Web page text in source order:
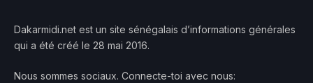
Dakarmidi.net est un site sénégalais d’informations générales
qui a été créé le 28 mai 2016.
Nous sommes sociaux. Connecte-toi avec nous: